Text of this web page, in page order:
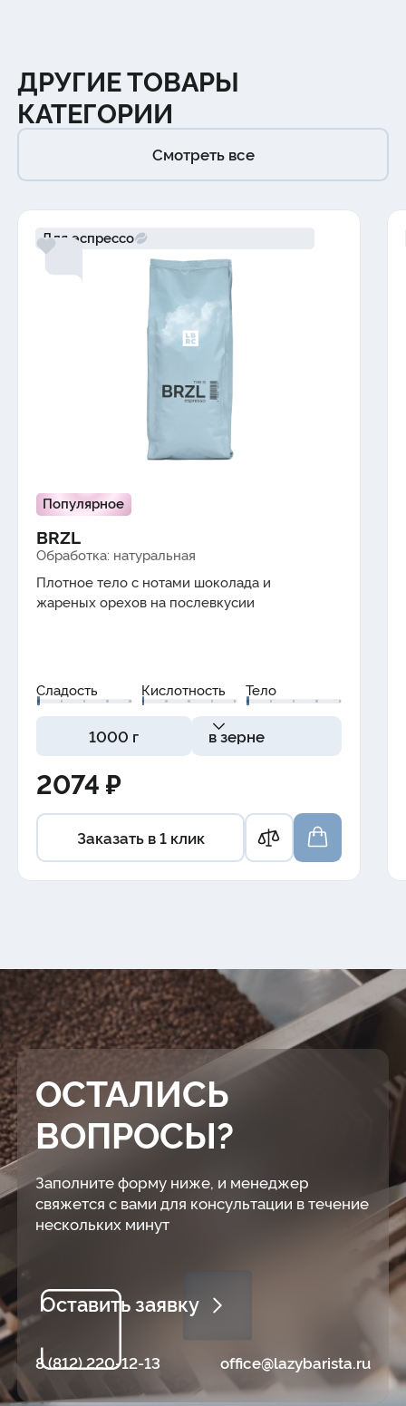
ДРУГИЕ ТОВАРЫ
КАТЕГОРИИ
Смотреть все
Для эспрессо
Популярное
BRZL
Обработка: натуральная
Плотное тело с нотами шоколада и
жареных орехов на послевкусии
Сладость Кислотность Тело
1000 г в зерне
2074 ₽
Заказать в 1 клик
ОСТАЛИСЬ
ВОПРОСЫ?
Заполните форму ниже, и менеджер
свяжется с вами для консультации в течение
нескольких минут
Оставить заявку
8 (812) 220-12-13 office@lazybarista.ru